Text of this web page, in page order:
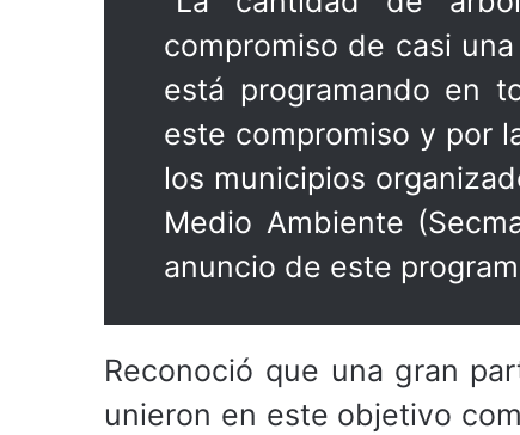
compromiso de casi
está programando en
este compromiso y por
los municipios
Medio Ambiente
anuncio de este
Reconoció que una gran
unieron en este objetivo